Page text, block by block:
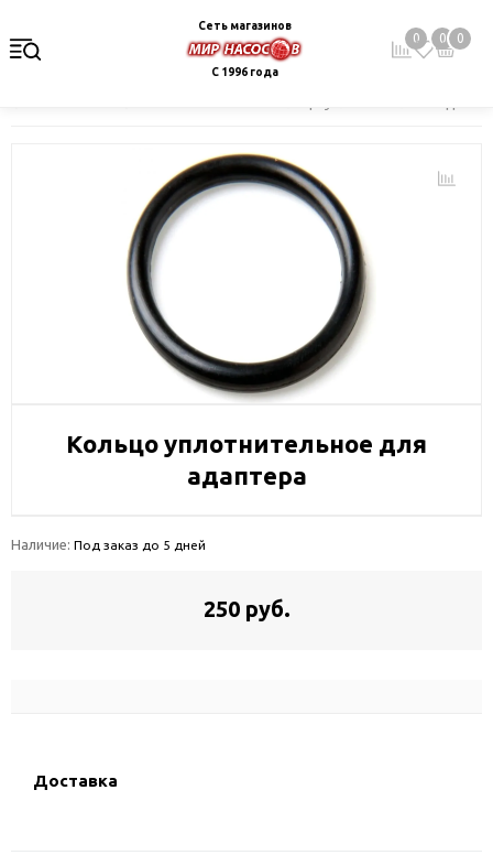
Сеть магазинов
С 1996 года
0 0 0
Кольцо уплотнительное для
адаптера
Наличие: Под заказ до 5 дней
250 руб.
Доставка